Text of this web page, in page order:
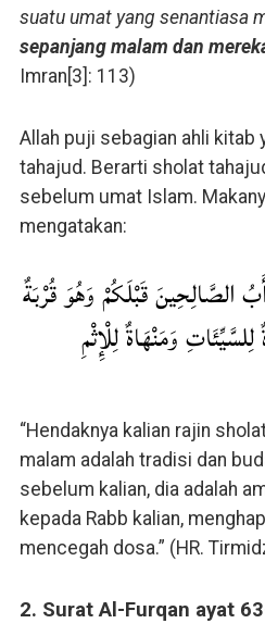
suatu umat yang senantiasa
sepanjang malam dan
Imran[3]: 113)
Allah puji sebagian ahli kitab
tahajud. Berarti sholat
sebelum umat Islam.
mengatakan:
الصَّالِحِينَ قَبْلَكُمْ وَهُوَ قُرْبَةٌ
وَمَنْهَاةٌ لِلْإِثْمِ
“Hendaknya kalian rajin
malam adalah tradisi dan
sebelum kalian, dia adalah
kepada Rabb kalian,
mencegah dosa.” (HR.
2. Surat Al-Furqan ayat